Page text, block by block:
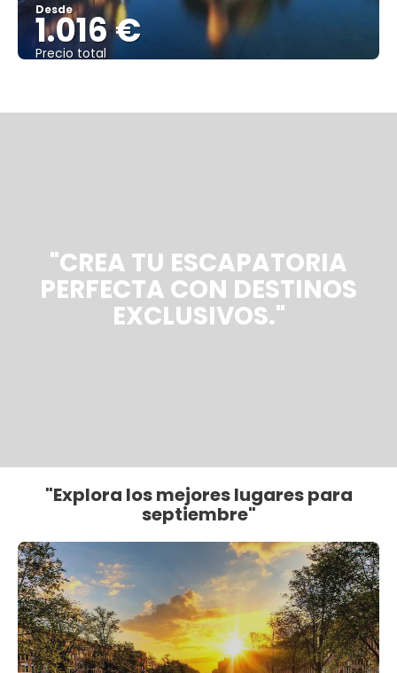
Desde
1.016 €
Precio total
"CREA TU ESCAPATORIA
PERFECTA CON DESTINOS
EXCLUSIVOS."
"Explora los mejores lugares para
septiembre"